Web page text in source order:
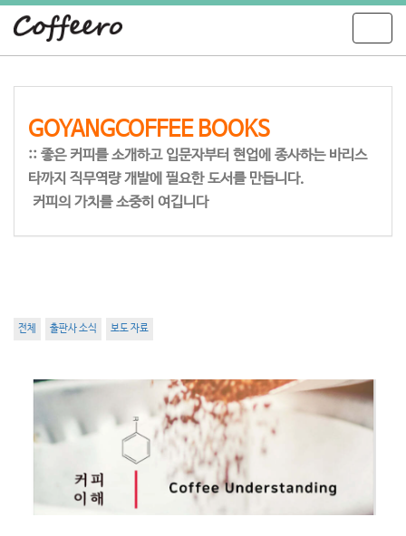
o
g
GOYANGCOFFEE BOOKS
:: 좋은 커피를 소개하고 입문자부터 현업에 종사하는 바리스
타까지 직무역량 개발에 필요한 도서를 만듭니다.
커피의 가치를 소중히 여깁니다
전체 출판사 소식 보도 자료